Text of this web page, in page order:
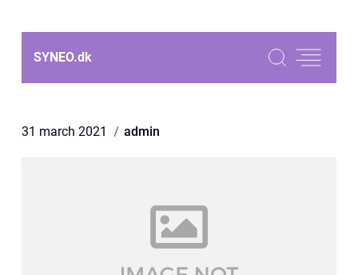
SYNEO.dk
31 march 2021 admin